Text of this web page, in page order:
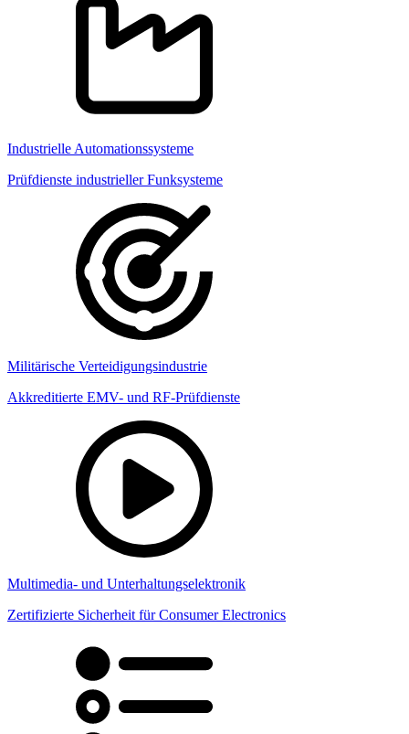
Industrielle Automationssysteme
Prüfdienste industrieller Funksysteme
Militärische Verteidigungsindustrie
Akkreditierte EMV- und RF-Prüfdienste
Multimedia- und Unterhaltungselektronik
Zertifizierte Sicherheit für Consumer Electronics